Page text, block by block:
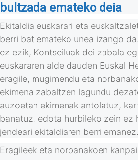
bultzada emateko deia
Ekitaldia euskarari eta
berri bat emateko unea izango
ez ezik, Kontseiluak dei zabala
euskararen alde dauden Euskal
eragile, mugimendu eta
ekimena zabaltzen lagundu
auzoetan ekimenak antolatuz,
banatuz, edota hurbileko zein ez
jendeari ekitaldiaren berri emanez.
Eragileek eta norbanakoen